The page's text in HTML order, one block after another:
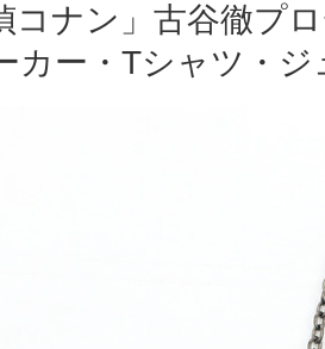
コナン」古谷徹プ
カー・Tシャツ・